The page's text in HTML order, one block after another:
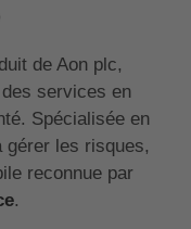
de Aon plc,
services en
Spécialisée en
gérer les risques,
reconnue par
.